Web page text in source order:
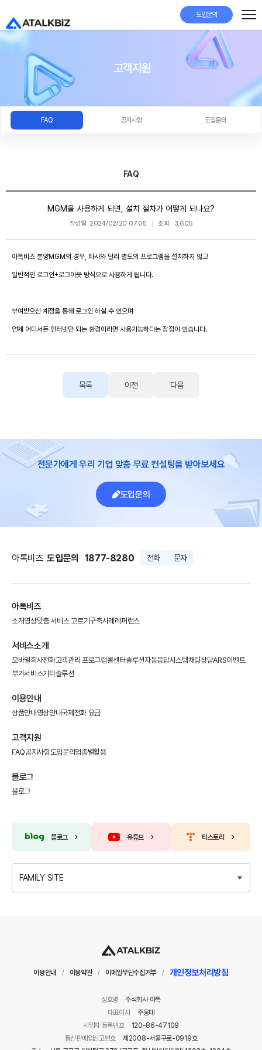
도입문의
고객지원
FAQ 공지사항 도입문의
FAQ
MGM을 사용하게 되면, 설치 절차가 어떻게 되나요?
작성일 2024/02/20 07:05 조회 3,605
아톡비즈 분양MGM의 경우, 타사와 달리 별도의 프로그램을 설치하지 않고
일반적인 로그인+로그아웃 방식으로 사용하게 됩니다.
부여받으신 계정을 통해 로그인 하실 수 있으며
언제 어디서든 인터넷만 되는 환경이라면 사용가능하다는 장점이 있습니다.
목록 이전 다음
전문가에게 우리 기업 맞춤 무료 컨설팅을 받아보세요
도입문의
아톡비즈 도입문의 1877-8280 전화 문자
아톡비즈
소개영상맞춤 서비스 고르기구축사례 레퍼런스
서비스소개
모바일회사전화고객관리 프로그램콜센터솔루션자동응답시스템채팅상담ARS이벤트
부가서비스기타솔루션
이용안내
상품안내 영상안내국제전화 요금
고객지원
FAQ공지사항도입문의 업종별활용
블로그
블로그
블로그 유튜브 티스토리
FAMILY SITE
이용안내 / 이용약관 / 이메일무단수집거부 / 개인정보처리방침
상호명
주식회사 아톡
대표이사
주웅대
사업자 등록번호
120-86-47109
통신판매업신고번호
제2008-서울구로-0919호